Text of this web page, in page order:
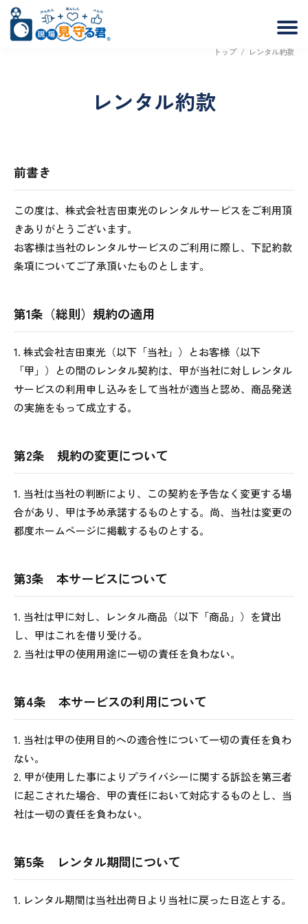
トップ / レンタル約款
レンタル約款
前書き
この度は、株式会社吉田東光のレンタルサービスをご利用頂
きありがとうございます。
お客様は当社のレンタルサービスのご利用に際し、下記約款
条項についてご了承頂いたものとします。
第1条（総則）規約の適用
1. 株式会社吉田東光（以下「当社」）とお客様（以下
「甲」）との間のレンタル契約は、甲が当社に対しレンタル
サービスの利用申し込みをして当社が適当と認め、商品発送
の実施をもって成立する。
第2条 規約の変更について
1. 当社は当社の判断により、この契約を予告なく変更する場
合があり、甲は予め承諾するものとする。尚、当社は変更の
都度ホームページに掲載するものとする。
第3条 本サービスについて
1. 当社は甲に対し、レンタル商品（以下「商品」）を貸出
し、甲はこれを借り受ける。
2. 当社は甲の使用用途に一切の責任を負わない。
第4条 本サービスの利用について
1. 当社は甲の使用目的への適合性について一切の責任を負わ
ない。
2. 甲が使用した事によりプライバシーに関する訴訟を第三者
に起こされた場合、甲の責任において対応するものとし、当
社は一切の責任を負わない。
第5条 レンタル期間について
1. レンタル期間は当社出荷日より当社に戻った日迄とする。